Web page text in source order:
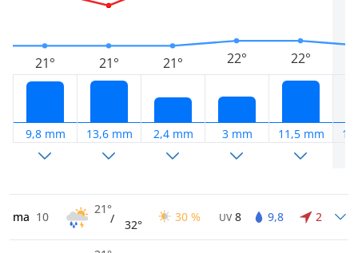
21°
9,8 mm
21°
13,6 mm
21°
2,4 mm
22°
3 mm
22°
11,5 mm
ma 10
21°
/ 32°
30 % UV 8 9,8 2